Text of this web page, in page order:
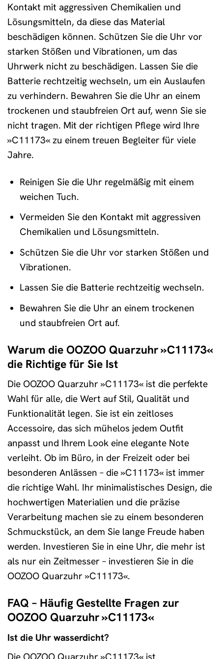
Kontakt mit aggressiven Chemikalien und
Lösungsmitteln, da diese das Material
beschädigen können. Schützen Sie die Uhr vor
starken Stößen und Vibrationen, um das
Uhrwerk nicht zu beschädigen. Lassen Sie die
Batterie rechtzeitig wechseln, um ein Auslaufen
zu verhindern. Bewahren Sie die Uhr an einem
trockenen und staubfreien Ort auf, wenn Sie sie
nicht tragen. Mit der richtigen Pflege wird Ihre
»C11173« zu einem treuen Begleiter für viele
Jahre.
Reinigen Sie die Uhr regelmäßig mit einem
weichen Tuch.
Vermeiden Sie den Kontakt mit aggressiven
Chemikalien und Lösungsmitteln.
Schützen Sie die Uhr vor starken Stößen und
Vibrationen.
Lassen Sie die Batterie rechtzeitig wechseln.
Bewahren Sie die Uhr an einem trockenen
und staubfreien Ort auf.
Warum die OOZOO Quarzuhr »C11173«
die Richtige für Sie Ist
Die OOZOO Quarzuhr »C11173« ist die perfekte
Wahl für alle, die Wert auf Stil, Qualität und
Funktionalität legen. Sie ist ein zeitloses
Accessoire, das sich mühelos jedem Outfit
anpasst und Ihrem Look eine elegante Note
verleiht. Ob im Büro, in der Freizeit oder bei
besonderen Anlässen – die »C11173« ist immer
die richtige Wahl. Ihr minimalistisches Design, die
hochwertigen Materialien und die präzise
Verarbeitung machen sie zu einem besonderen
Schmuckstück, an dem Sie lange Freude haben
werden. Investieren Sie in eine Uhr, die mehr ist
als nur ein Zeitmesser – investieren Sie in die
OOZOO Quarzuhr »C11173«.
FAQ – Häufig Gestellte Fragen zur
OOZOO Quarzuhr »C11173«
Ist die Uhr wasserdicht?